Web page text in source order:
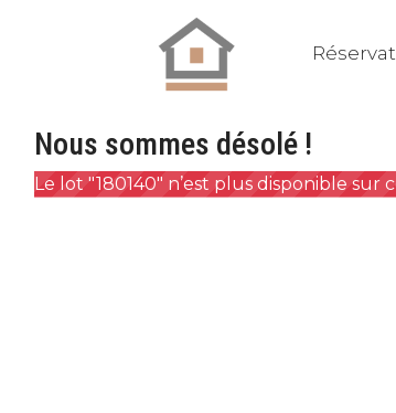
Nous sommes désolé !
Le lot "180140" n’est plus disponible sur